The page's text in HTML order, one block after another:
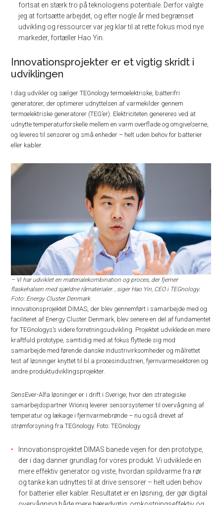
fortsat en stærk tro på teknologiens potentiale. Derfor valgte
jeg at fortsætte arbejdet, og efter nogle år med begrænset
udvikling og ressourcer var jeg klar til at rette fokus mod nye
markeder, fortæller Hao Yin.
Innovationsprojekter er et vigtig skridt i
udviklingen
I dag udvikler og sælger TEGnology termoelektriske, batterifri
generatorer, der optimerer udnyttelsen af varmekilder gennem
termoelektriske generatorer (TEG’er). Elektriciteten genereres ved at
udnytte temperaturforskelle mellem en varm overflade og omgivelserne,
og leveres til sensorer og små enheder – helt uden behov for batterier
eller kabler.
– Vi har udviklet en materialekombination og proces, der fjerner
flaskehalsen med sjældne råmaterialer. , siger Hao Yin, CEO i TEGnology.
Foto: Energy Cluster Denmark
Innovationsprojektet DIMAS, der blev gennemført i samarbejde med og
faciliteret af Energy Cluster Denmark, blev senere en del af fundamentet
for TEGnologys’s videre forretningsudvikling. Projektet udviklede en mere
kraftfuld prototype, samtidig med at fokus flyttede sig mod
samarbejde med førende danske industrivirksomheder og målrettet
test af løsninger knyttet til bl.a procesindustrien, fjernvarmesektoren og
andre produktudviklingsprojekter.
SensEver-Alfa løsninger er i drift i Sverige, hvor den strategiske
samarbejdspartner Wioniq leverer sensorsystemer til overvågning af
temperatur og lækage i fjernvarmebrønde – nu også drevet af
strømforsyning fra TEGnology. Foto: TEGnology
Innovationsprojektet DIMAS banede vejen for den prototype,
der i dag danner grundlag for vores produkt. Vi udviklede en
mere effektiv generator og viste, hvordan spildvarme fra rør
og tanke kan udnyttes til at drive sensorer – helt uden behov
for batterier eller kabler. Resultatet er en løsning, der gør digital